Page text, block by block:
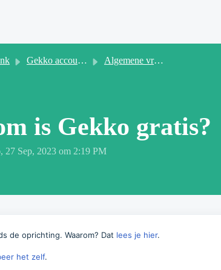
Gekko account beheer Algemene vragen
is Gekko gratis?
27 Sep, 2023 om 2:19 PM
de oprichting. Waarom? Dat lees je hier.
het zelf.